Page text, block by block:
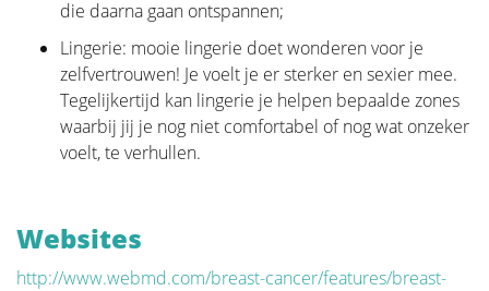
die daarna gaan ontspannen;
Lingerie: mooie lingerie doet wonderen voor je
zelfvertrouwen! Je voelt je er sterker en sexier mee.
Tegelijkertijd kan lingerie je helpen bepaalde zones
waarbij jij je nog niet comfortabel of nog wat onzeker
voelt, te verhullen.
Websites
http://www.webmd.com/breast-cancer/features/breast-